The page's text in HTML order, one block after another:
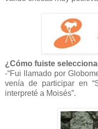
¿Cómo fuiste
-“Fui llamado por
venía de participar en
interpreté a Moisés”.